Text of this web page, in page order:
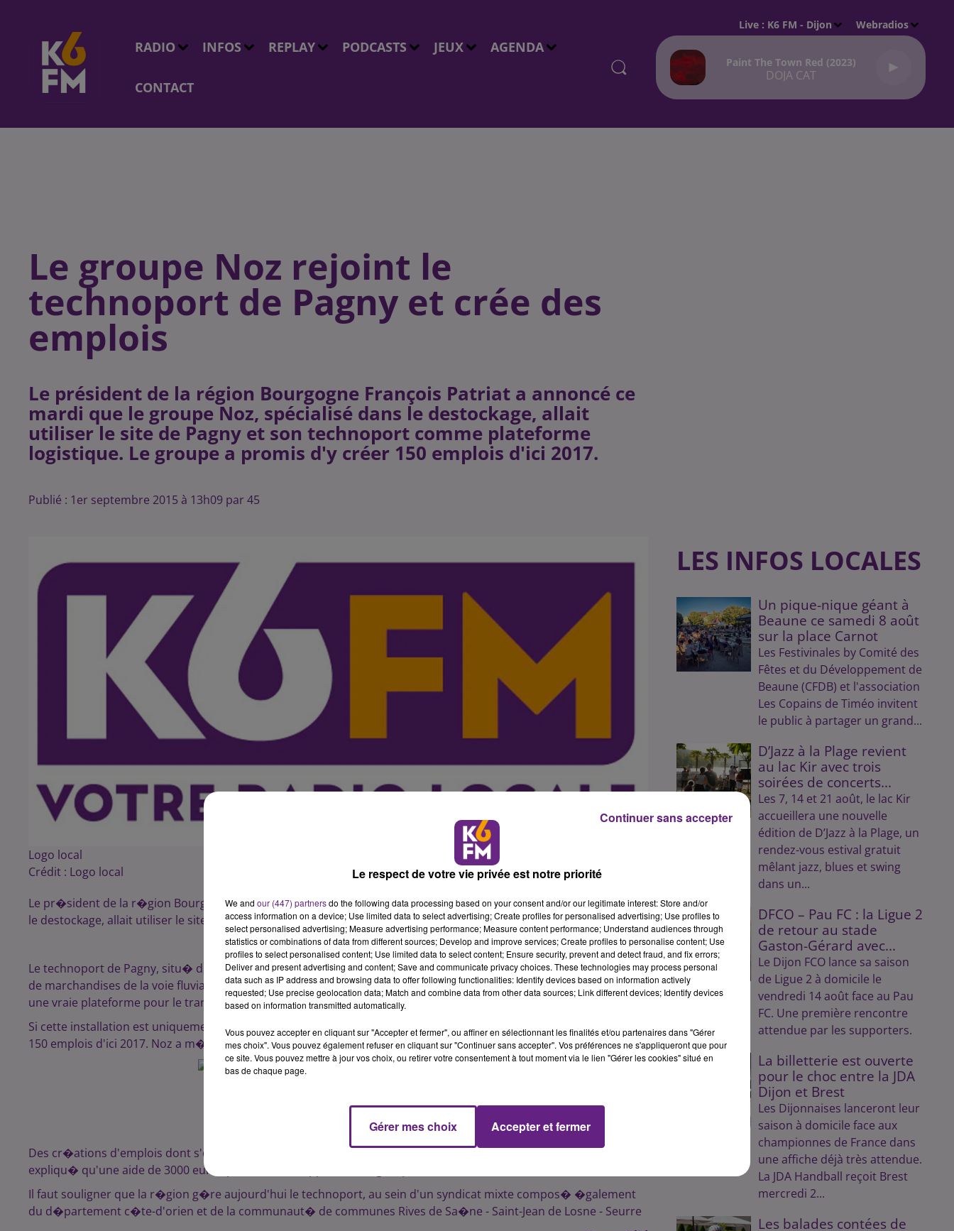
RADIO INFOS REPLAY PODCASTS JEUX AGENDA
CONTACT
Live : K6 FM - Dijon Webradios
Paint The Town Red (2023)
DOJA CAT
Le groupe Noz rejoint le
technoport de Pagny et crée des
emplois
Le président de la région Bourgogne François Patriat a annoncé ce
mardi que le groupe Noz, spécialisé dans le destockage, allait
utiliser le site de Pagny et son technoport comme plateforme
Publié : 1er septembre 2015 à 13h09 par 45
Logo local
Crédit : Logo local
Le pr�sident de la r�gion Bourgogne Fran�ois Patriat a annonc� ce mardi que le groupe Noz, sp�cialis� dans
le destockage, allait utiliser le site de Pagny et son technoport comme plateforme logistique.
Le technoport de Pagny, situ� dans le sud du d�partement c�te-d'orien au bord de la Sa�ne, permet le transfert
de marchandises de la voie fluviale � la voie routi�re ou ferroviaire. Pour le groupe Noz, Pagny pourrait devenir
une vraie plateforme pour le transit de sa marchandise et de ses camions � travers l'Europe.
Si cette installation est uniquement "logistique" et non commerciale, elle permettra quand m�me la cr�ation de
150 emplois d'ici 2017. Noz a m�me promis la mise en place de 30 premiers CDI avant la fin de l'ann�e 2015.
Des cr�ations d'emplois dont s'est f�licit� le pr�sident bourguignon Fran�ois Patriat, qui a �galement
expliqu� qu'une aide de 3000 euros par CDI serait apport�e au groupe.
Il faut souligner que la r�gion g�re aujourd'hui le technoport, au sein d'un syndicat mixte compos� �galement
du d�partement c�te-d'orien et de la communaut� de communes Rives de Sa�ne - Saint-Jean de Losne - Seurre
LES INFOS LOCALES
Un pique-nique géant à
Beaune ce samedi 8 août
sur la place Carnot
Les Festivinales by Comité des
Fêtes et du Développement de
Beaune (CFDB) et l'association
Les Copains de Timéo invitent
le public à partager un grand...
D’Jazz à la Plage revient
au lac Kir avec trois
soirées de concerts...
Les 7, 14 et 21 août, le lac Kir
accueillera une nouvelle
édition de D’Jazz à la Plage, un
rendez-vous estival gratuit
mêlant jazz, blues et swing
dans un...
DFCO – Pau FC : la Ligue 2
de retour au stade
Gaston-Gérard avec...
Le Dijon FCO lance sa saison
de Ligue 2 à domicile le
vendredi 14 août face au Pau
FC. Une première rencontre
attendue par les supporters.
La billetterie est ouverte
pour le choc entre la JDA
Dijon et Brest
Les Dijonnaises lanceront leur
saison à domicile face aux
championnes de France dans
une affiche déjà très attendue.
La JDA Handball reçoit Brest
mercredi 2...
Les balades contées de
Le respect de votre vie privée est notre priorité
We and our (447) partnersdo the following data processing based on your consent and/or our legitimate interest: Store and/or
access information on a device; Use limited data to select advertising; Create profiles for personalised advertising; Use profiles to
select personalised advertising; Measure advertising performance; Measure content performance; Understand audiences through
statistics or combinations of data from different sources; Develop and improve services; Create profiles to personalise content; Use
profiles to select personalised content; Use limited data to select content; Ensure security, prevent and detect fraud, and fix errors;
Deliver and present advertising and content; Save and communicate privacy choices. These technologies may process personal
data such as IP address and browsing data to offer following functionalities: Identify devices based on information actively
requested; Use precise geolocation data; Match and combine data from other data sources; Link different devices; Identify devices
based on information transmitted automatically.
Vous pouvez accepter en cliquant sur "Accepter et fermer", ou affiner en sélectionnant les finalités et/ou partenaires dans "Gérer
mes choix". Vous pouvez également refuser en cliquant sur "Continuer sans accepter". Vos préférences ne s'appliqueront que pour
ce site. Vous pouvez mettre à jour vos choix, ou retirer votre consentement à tout moment via le lien "Gérer les cookies" situé en
bas de chaque page.
Gérer mes choix Accepter et fermer
Continuer sans accepter